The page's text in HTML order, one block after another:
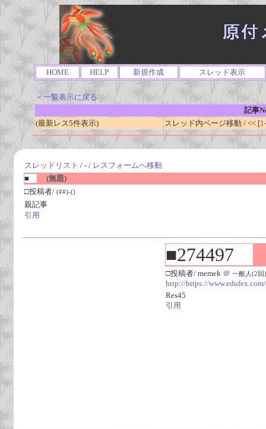
HOME HELP 新規作成 スレッド表示
＜一覧表示に戻る
記事
(最新レス5件表示)
スレッド内ページ移動 / << [
スレッドリスト / - / レスフォームへ移動
■
(無題)
□投稿者/ (##)-()
親記事
引用
■274497
□投稿者/ memek ＠ 一般人(2回
http://https://
Res45
引用